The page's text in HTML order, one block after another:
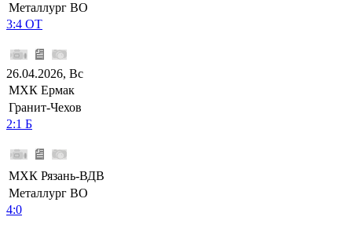
Металлург ВО
3:4 ОТ
26.04.2026, Вс
МХК Ермак
Гранит-Чехов
2:1 Б
МХК Рязань-ВДВ
Металлург ВО
4:0